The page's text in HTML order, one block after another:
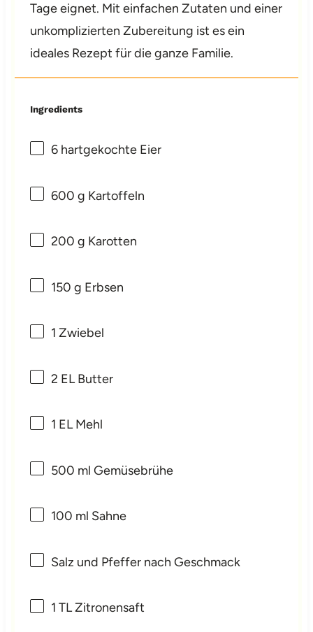
Tage eignet. Mit einfachen Zutaten und einer
unkomplizierten Zubereitung ist es ein
ideales Rezept für die ganze Familie.
Ingredients
6 hartgekochte Eier
600 g Kartoffeln
200 g Karotten
150 g Erbsen
1 Zwiebel
2 EL Butter
1 EL Mehl
500 ml Gemüsebrühe
100 ml Sahne
Salz und Pfeffer nach Geschmack
1 TL Zitronensaft